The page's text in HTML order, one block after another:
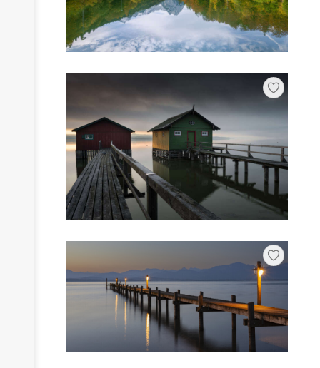
WIR DRUCKEN IHR BILD
AUSSTELLUNGEN
KONTAKT